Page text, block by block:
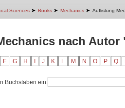
Sciences ➤ Books ➤ Mechanics ➤ Auflistung
nach Autor
F G H J K L M N O P Q
Buchstaben ein: